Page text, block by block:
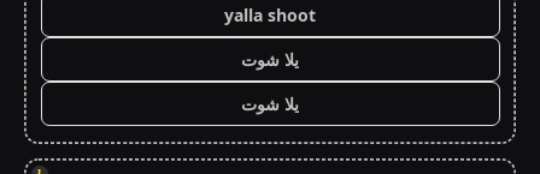
yalla shoot
يلا شوت
يلا شوت